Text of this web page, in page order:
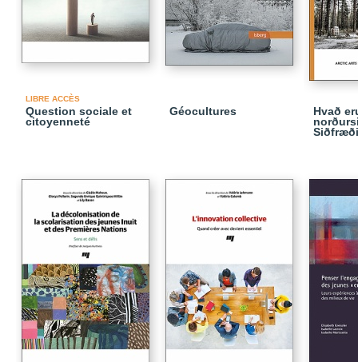
LIBRE ACCÈS
Question sociale et
citoyenneté
Géocultures
Hvað